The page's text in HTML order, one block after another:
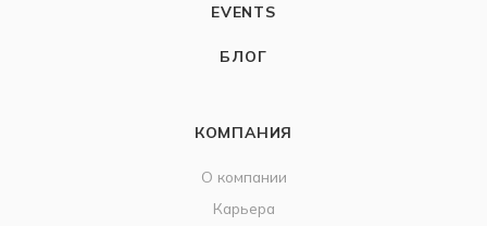
EVENTS
БЛОГ
КОМПАНИЯ
О компании
Карьера